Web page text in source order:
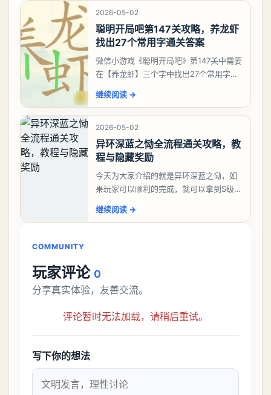
2026-05-02
聪明开局吧第147关攻略，养龙虾
找出27个常用字通关答案
微信小游戏《聪明开局吧》第147关中需要
在【养龙虾】三个字中找出27个常用字，
大、夫、夰、巾、中、虫、下、虾、卜、
囗、吓、卟、
继续阅读 →
2026-05-02
异环深蓝之恸全流程通关攻略，教
程与隐藏奖励
今天为大家介绍的就是异环深蓝之恸，如
果玩家可以顺利的完成，就可以拿到S级弧
比较高的，对于那些新手玩家并不建议直
继续阅读 →
COMMUNITY
玩家评论 0
分享真实体验，友善交流。
评论暂时无法加载，请稍后重试。
写下你的想法